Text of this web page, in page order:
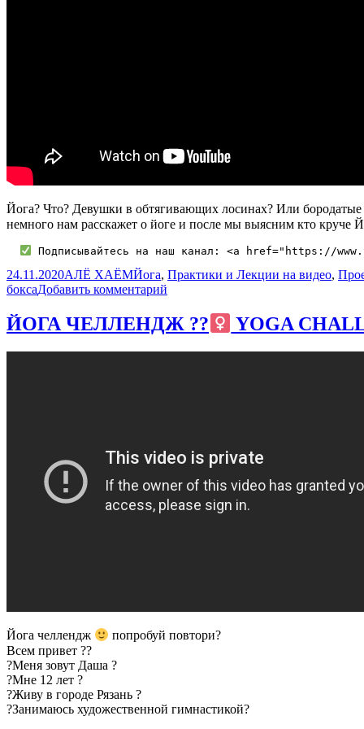
Йога? Что? Девушки в обтягивающих лосинах? Или
немного нам расскажет о йоге и после мы выясним кто
Подписывайтесь на наш канал: <a href="https://
Опубликовано
24.11.2020Автор
АЛЁ ХАЁМРубрики
Йога, Практики и Лекции на видео,
боксаДобавить комментарий
ЙОГА
vs
ЙОГА ЧЕЛЛЕНДЖ ??‍ YOGA
Йога челлендж
попробуй повтори?
Всем привет ??
?Меня зовут Даша ?
?Мне 12 лет ?
?Живу в городе Рязань ?
?Занимаюсь художественной гимнастикой?